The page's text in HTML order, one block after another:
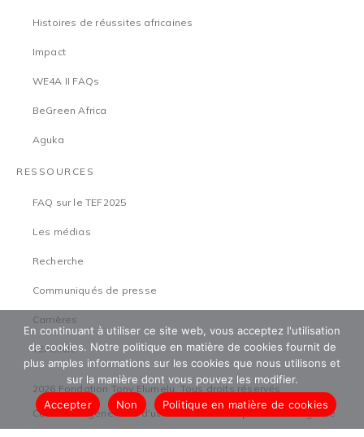
Histoires de réussites africaines
Impact
WE4A II FAQs
BeGreen Africa
Aguka
RESSOURCES
FAQ sur le TEF2025
Les médias
Recherche
Communiqués de presse
Carrières
TEFCircle
2026 Fondation Tony Elumelu. Tous droits réservés
Conditions générales d'utilisation
Politique de sauvegarde
En continuant à utiliser ce site web, vous acceptez l'utilisation
de cookies. Notre politique en matière de cookies fournit de
plus amples informations sur les cookies que nous utilisons et
sur la manière dont vous pouvez les modifier.
Accepter
Non Politique en matière de cookies